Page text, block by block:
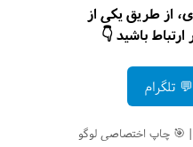
از طریق یکی از
باشید 👇
💬 تلگرام
🎯 چاپ اختصاصی لوگو